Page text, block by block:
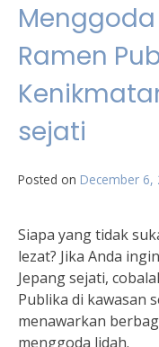
Ramen
sejati
Posted on December 6,
Siapa yang tidak
lezat? Jika Anda
Jepang sejati,
Publika di kawasan
menawarkan
menggoda lidah.